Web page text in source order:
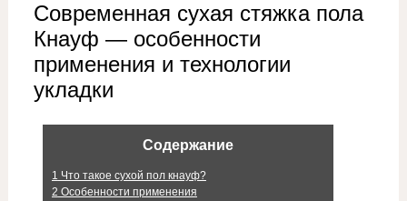
Современная сухая стяжка пола
Кнауф — особенности
применения и технологии
укладки
Содержание
1 Что такое сухой пол кнауф?
2 Особенности применения